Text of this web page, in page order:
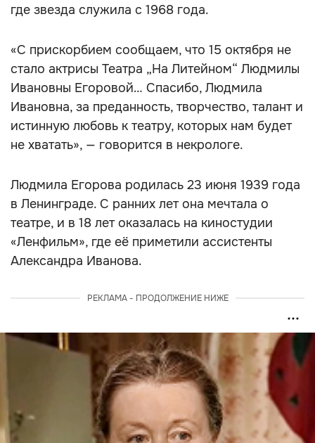
где звезда служила с 1968 года.
«С прискорбием сообщаем, что 15 октября не
стало актрисы Театра „На Литейном“ Людмилы
Ивановны Егоровой… Спасибо, Людмила
Ивановна, за преданность, творчество, талант и
истинную любовь к театру, которых нам будет
не хватать», — говорится в некрологе.
Людмила Егорова родилась 23 июня 1939 года
в Ленинграде. С ранних лет она мечтала о
театре, и в 18 лет оказалась на киностудии
«Ленфильм», где её приметили ассистенты
Александра Иванова.
РЕКЛАМА - ПРОДОЛЖЕНИЕ НИЖЕ